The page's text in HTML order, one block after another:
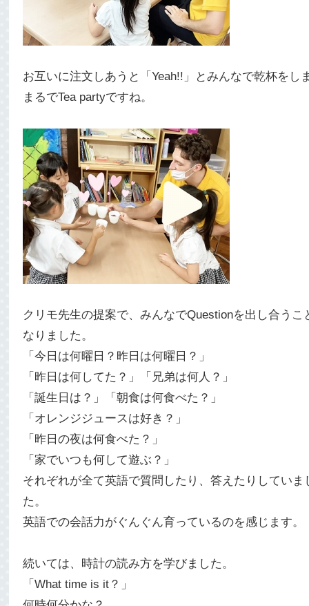
お互いに注文しあうと「Yeah!!」とみんなで乾杯をし
まるでTea partyですね。
クリモ先生の提案で、みんなでQuestionを出し合うこ
なりました。
「今日は何曜日？昨日は何曜日？」
「昨日は何してた？」「兄弟は何人？」
「誕生日は？」「朝食は何食べた？」
「オレンジジュースは好き？」
「昨日の夜は何食べた？」
「家でいつも何して遊ぶ？」
それぞれが全て英語で質問したり、答えたりしていま
た。
英語での会話力がぐんぐん育っているのを感じます。
続いては、時計の読み方を学びました。
「What time is it？」